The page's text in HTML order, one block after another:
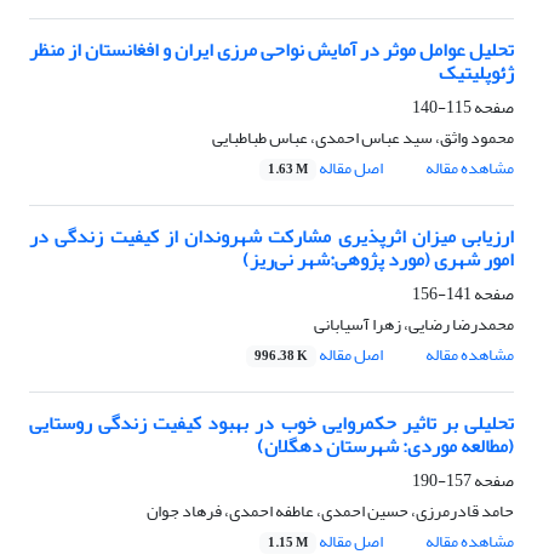
تحلیل عوامل موثر در آمایش نواحی مرزی ایران و افغانستان از منظر
ژئوپلیتیک
صفحه115-140
محمود واثق، سید عباس احمدی، عباس طباطبایی
مشاهده مقاله
اصل مقاله 1.63 M
ارزیابی میزان اثرپذیری مشارکت شهروندان از کیفیت زندگی در
امور شهری (مورد پژوهی:شهر نی‌ریز)
صفحه141-156
محمدرضا رضایی، زهرا آسیابانی
مشاهده مقاله
اصل مقاله 996.38 K
تحلیلی بر تاثیر حکمروایی خوب در بهبود کیفیت زندگی روستایی
(مطالعه موردی: شهرستان دهگلان)
صفحه157-190
حامد قادرمرزی، حسین احمدی، عاطفه احمدی، فرهاد جوان
مشاهده مقاله
اصل مقاله 1.15 M